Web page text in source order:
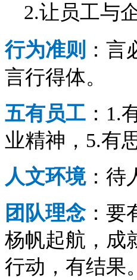
2.让员工与
行为准则 ：
言行得体。
五有员工 ：1.
业精神，5.有
人文环境：待
团队理念：要
杨帆起航，成
行动，有结果。